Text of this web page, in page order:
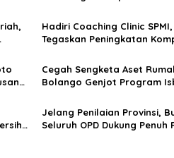
Hadiri Coaching Clinic
Tegaskan Peningkatan
Cegah Sengketa Aset
Bolango Genjot Program
Jelang Penilaian Provinsi,
Seluruh OPD Dukung